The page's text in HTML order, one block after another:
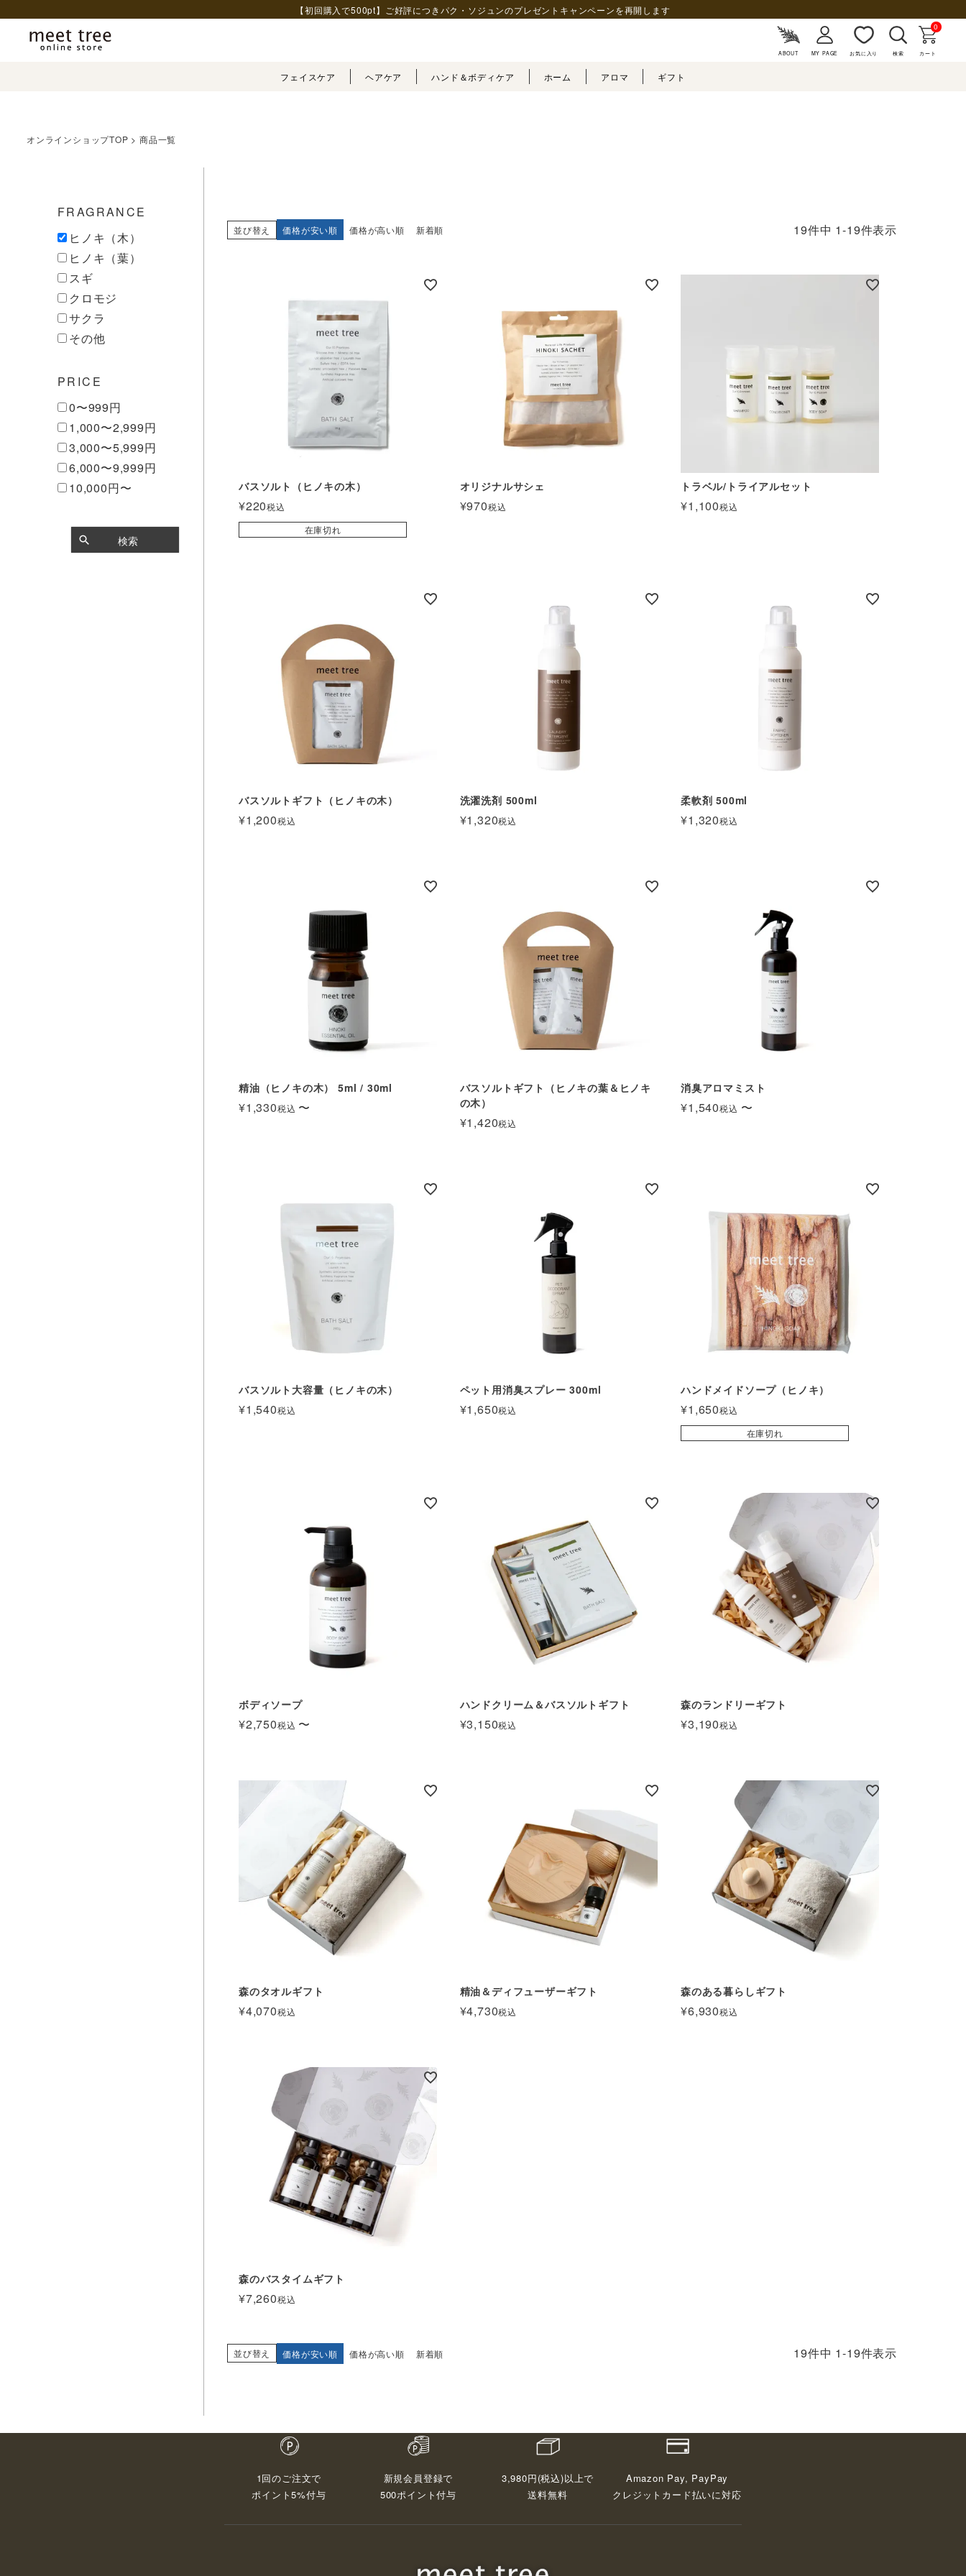
【初回購入で500pt】ご好評につきパク・ソジュンのプレゼントキャンペーンを再開します
ABOUT MY PAGE お気に入り 検索
0
カート
フェイスケア ヘアケア ハンド＆ボディケア ホーム アロマ ギフト
オンラインショップTOP 商品一覧
FRAGRANCE
ヒノキ（木）
ヒノキ（葉）
スギ
クロモジ
サクラ
その他
PRICE
0〜999円
1,000〜2,999円
3,000〜5,999円
6,000〜9,999円
10,000円〜
検索
並び替え 価格が安い順 価格が高い順 新着順 19件中 1-19件表示
バスソルト（ヒノキの木）
¥220税込
在庫切れ
オリジナルサシェ
¥970税込
トラベル/トライアルセット
¥1,100税込
バスソルトギフト（ヒノキの木）
¥1,200税込
洗濯洗剤 500ml
¥1,320税込
柔軟剤 500ml
¥1,320税込
精油（ヒノキの木） 5ml / 30ml
¥1,330税込 〜
バスソルトギフト（ヒノキの葉＆ヒノキ
の木）
¥1,420税込
消臭アロマミスト
¥1,540税込 〜
バスソルト大容量（ヒノキの木）
¥1,540税込
ペット用消臭スプレー 300ml
¥1,650税込
ハンドメイドソープ（ヒノキ）
¥1,650税込
在庫切れ
ボディソープ
¥2,750税込 〜
ハンドクリーム＆バスソルトギフト
¥3,150税込
森のランドリーギフト
¥3,190税込
森のタオルギフト
¥4,070税込
精油＆ディフューザーギフト
¥4,730税込
森のある暮らしギフト
¥6,930税込
森のバスタイムギフト
¥7,260税込
並び替え 価格が安い順 価格が高い順 新着順 19件中 1-19件表示
1回のご注文で
ポイント5%付与
新規会員登録で
500ポイント付与
3,980円(税込)以上で
送料無料
Amazon Pay, PayPay
クレジットカード払いに対応